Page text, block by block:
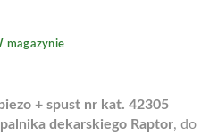
magazynie
+ spust nr kat. 42305
palnika dekarskiego Raptor, do